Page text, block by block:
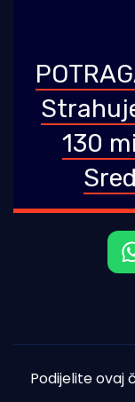
130
Podijelite ovaj